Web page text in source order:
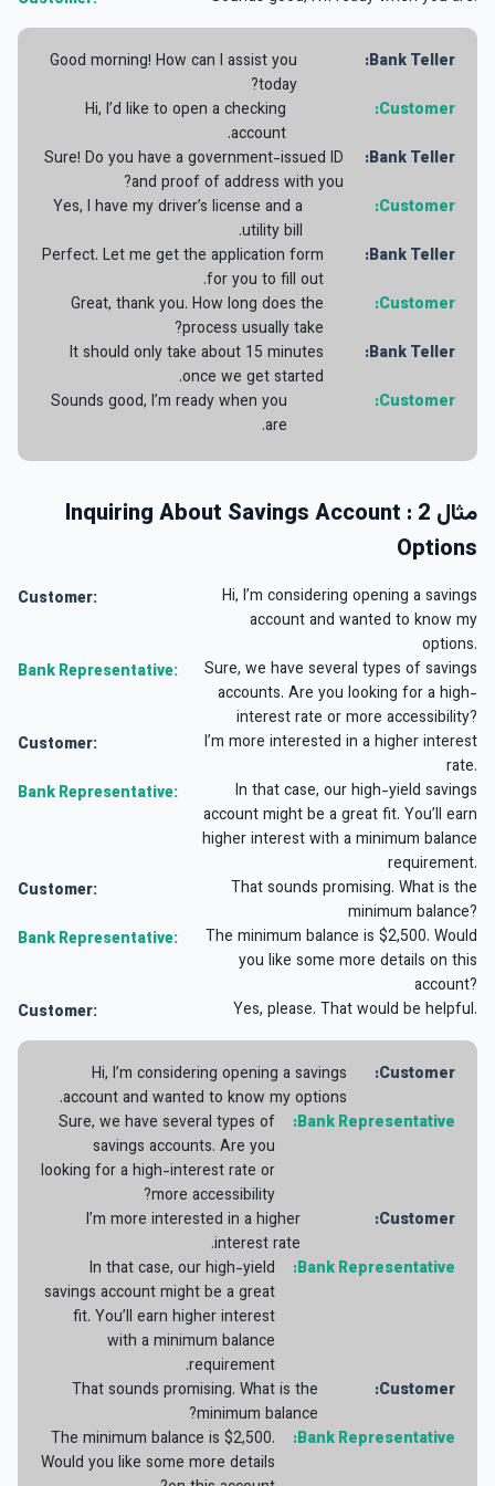
Bank Teller:
Good morning! How can I assist you
today?
Customer:
Hi, I’d like to open a checking
account.
Bank Teller:
Sure! Do you have a government-issued ID
and proof of address with you?
Customer:
Yes, I have my driver’s license and a
utility bill.
Bank Teller:
Perfect. Let me get the application form
for you to fill out.
Customer:
Great, thank you. How long does the
process usually take?
Bank Teller:
It should only take about 15 minutes
once we get started.
Customer:
Sounds good, I’m ready when you
are.
مثال 2 : Inquiring About Savings Account
Options
Customer:
Hi, I’m considering opening a savings
account and wanted to know my
options.
Bank Representative:
Sure, we have several types of savings
accounts. Are you looking for a high-
interest rate or more accessibility?
Customer:
I’m more interested in a higher interest
rate.
Bank Representative:
In that case, our high-yield savings
account might be a great fit. You’ll earn
higher interest with a minimum balance
requirement.
Customer:
That sounds promising. What is the
minimum balance?
Bank Representative:
The minimum balance is $2,500. Would
you like some more details on this
account?
Customer: Yes, please. That would be helpful.
Customer:
Hi, I’m considering opening a savings
account and wanted to know my options.
Bank Representative:
Sure, we have several types of
savings accounts. Are you
looking for a high-interest rate or
more accessibility?
Customer:
I’m more interested in a higher
interest rate.
Bank Representative:
In that case, our high-yield
savings account might be a great
fit. You’ll earn higher interest
with a minimum balance
requirement.
Customer:
That sounds promising. What is the
minimum balance?
Bank Representative:
The minimum balance is $2,500.
Would you like some more details